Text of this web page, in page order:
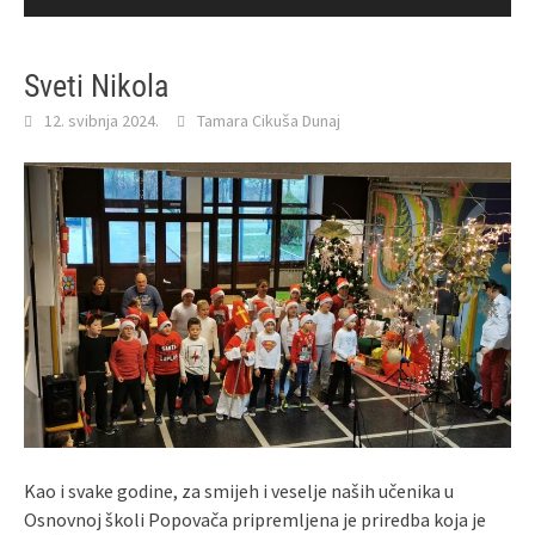
Sveti Nikola
12. svibnja 2024. Tamara Cikuša Dunaj
Kao i svake godine, za smijeh i veselje naših učenika u
Osnovnoj školi Popovača pripremljena je priredba koja je